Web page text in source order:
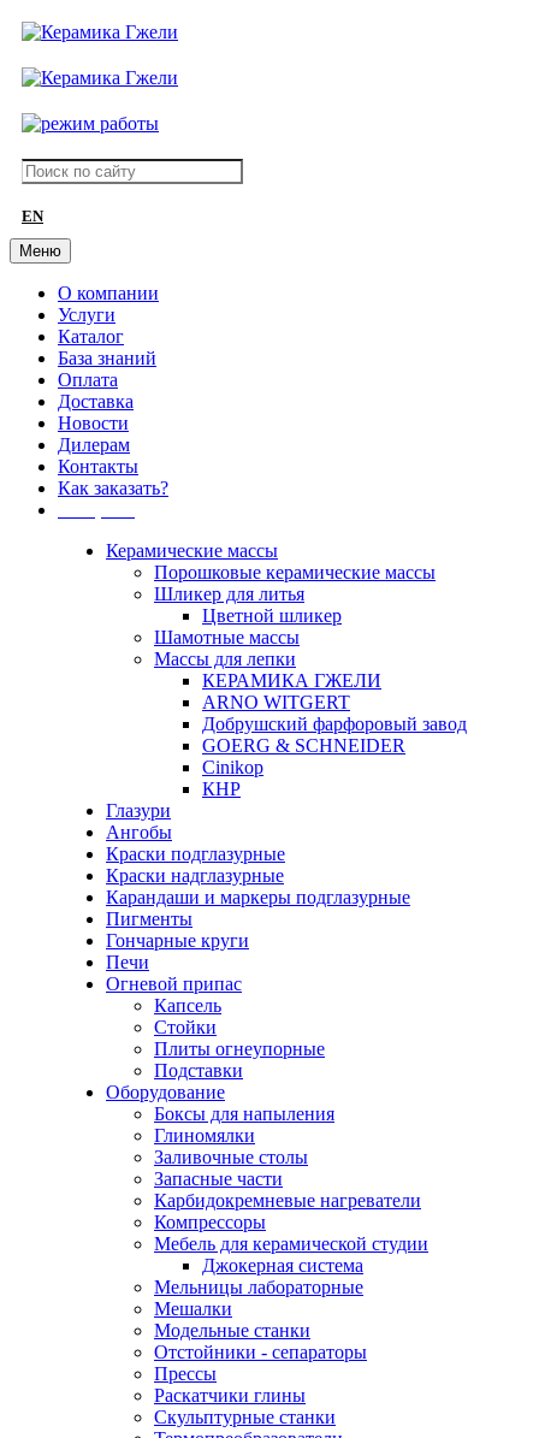
EN
Меню
О компании
Услуги
Каталог
База знаний
Оплата
Доставка
Новости
Дилерам
Контакты
Как заказать?
Керамические массы
Порошковые керамические массы
Шликер для литья
Цветной шликер
Шамотные массы
Массы для лепки
КЕРАМИКА ГЖЕЛИ
ARNO WITGERT
Добрушский фарфоровый завод
GOERG & SCHNEIDER
Cinikop
КНР
Глазури
Ангобы
Краски подглазурные
Краски надглазурные
Карандаши и маркеры подглазурные
Пигменты
Гончарные круги
Печи
Огневой припас
Капсель
Стойки
Плиты огнеупорные
Подставки
Оборудование
Боксы для напыления
Глиномялки
Заливочные столы
Запасные части
Карбидокремневые нагреватели
Компрессоры
Мебель для керамической студии
Джокерная система
Мельницы лабораторные
Мешалки
Модельные станки
Отстойники - сепараторы
Прессы
Раскатчики глины
Скульптурные станки